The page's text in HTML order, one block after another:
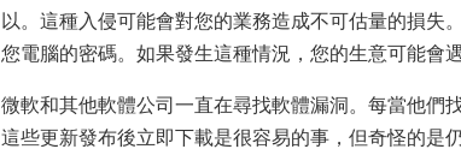
以。這種入侵可能會對您的業務造成不可估量的損失
您電腦的密碼。如果發生這種情況，您的生意可能會遇
微軟和其他軟體公司一直在尋找軟體漏洞。每當他們
這些更新發布後立即下載是很容易的事，但奇怪的是